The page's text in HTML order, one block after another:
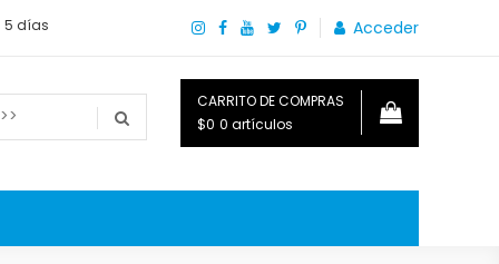
5 días Acceder
CARRITO DE COMPRAS
$0 0 artículos